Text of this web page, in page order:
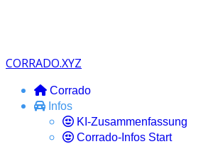
CORRADO.XYZ
Corrado
Infos
KI-Zusammenfassung
Corrado-Infos Start